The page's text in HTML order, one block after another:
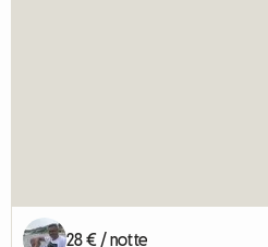
28 € / notte